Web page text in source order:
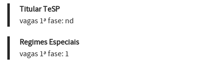
Titular TeSP
vagas 1ª fase: nd
Regimes Especiais
vagas 1ª fase: 1